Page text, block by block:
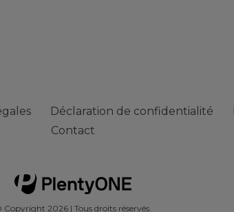
Déclaration de confidentialité
Contact
Copyright 2026 | Tous droits réservés.